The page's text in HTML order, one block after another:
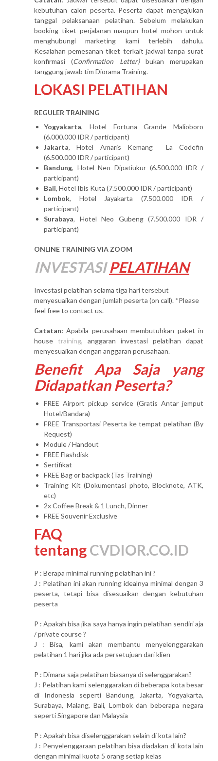
kebutuhan calon peserta. Peserta dapat mengajukan
tanggal pelaksanaan pelatihan. Sebelum melakukan
booking tiket perjalanan maupun hotel mohon untuk
menghubungi marketing kami terlebih dahulu.
Kesalahan pemesanan tiket terkait jadwal tanpa surat
konfirmasi (Confirmation Letter)bukan merupakan
tanggung jawab tim Diorama Training.
LOKASI PELATIHAN
REGULER TRAINING
Yogyakarta, Hotel Fortuna Grande Malioboro
(6.000.000 IDR / participant)
Jakarta, Hotel Amaris Kemang La Codefin
(6.500.000 IDR / participant)
Bandung, Hotel Neo Dipatiukur (6.500.000 IDR /
participant)
Bali, Hotel Ibis Kuta (7.500.000 IDR / participant)
Lombok, Hotel Jayakarta (7.500.000 IDR /
participant)
Surabaya, Hotel Neo Gubeng (7.500.000 IDR /
participant)
ONLINE TRAINING VIA ZOOM
INVESTASI PELATIHAN
Investasi pelatihan selama tiga hari tersebut
menyesuaikan dengan jumlah peserta (on call). *Please
feel free to contact us.
Catatan: Apabila perusahaan membutuhkan paket in
house training, anggaran investasi pelatihan dapat
menyesuaikan dengan anggaran perusahaan.
Benefit Apa Saja yang
Didapatkan Peserta?
FREE Airport pickup service (Gratis Antar jemput
Hotel/Bandara)
FREE Transportasi Peserta ke tempat pelatihan (By
Request)
Module / Handout
FREE Flashdisk
Sertifikat
FREE Bag or backpack (Tas Training)
Training Kit (Dokumentasi photo, Blocknote, ATK,
etc)
2x Coffee Break & 1 Lunch, Dinner
FREE Souvenir Exclusive
FAQ
tentangCVDIOR.CO.ID
P : Berapa minimal running pelatihan ini ?
J : Pelatihan ini akan running idealnya minimal dengan 3
peserta, tetapi bisa disesuaikan dengan kebutuhan
peserta
P : Apakah bisa jika saya hanya ingin pelatihan sendiri aja
/ private course ?
J : Bisa, kami akan membantu menyelenggarakan
pelatihan 1 hari jika ada persetujuan dari klien
P : Dimana saja pelatihan biasanya di selenggarakan?
J : Pelatihan kami selenggarakan di beberapa kota besar
di Indonesia seperti Bandung, Jakarta, Yogyakarta,
Surabaya, Malang, Bali, Lombok dan beberapa negara
seperti Singapore dan Malaysia
P : Apakah bisa diselenggarakan selain di kota lain?
J : Penyelenggaraan pelatihan bisa diadakan di kota lain
dengan minimal kuota 5 orang setiap kelas